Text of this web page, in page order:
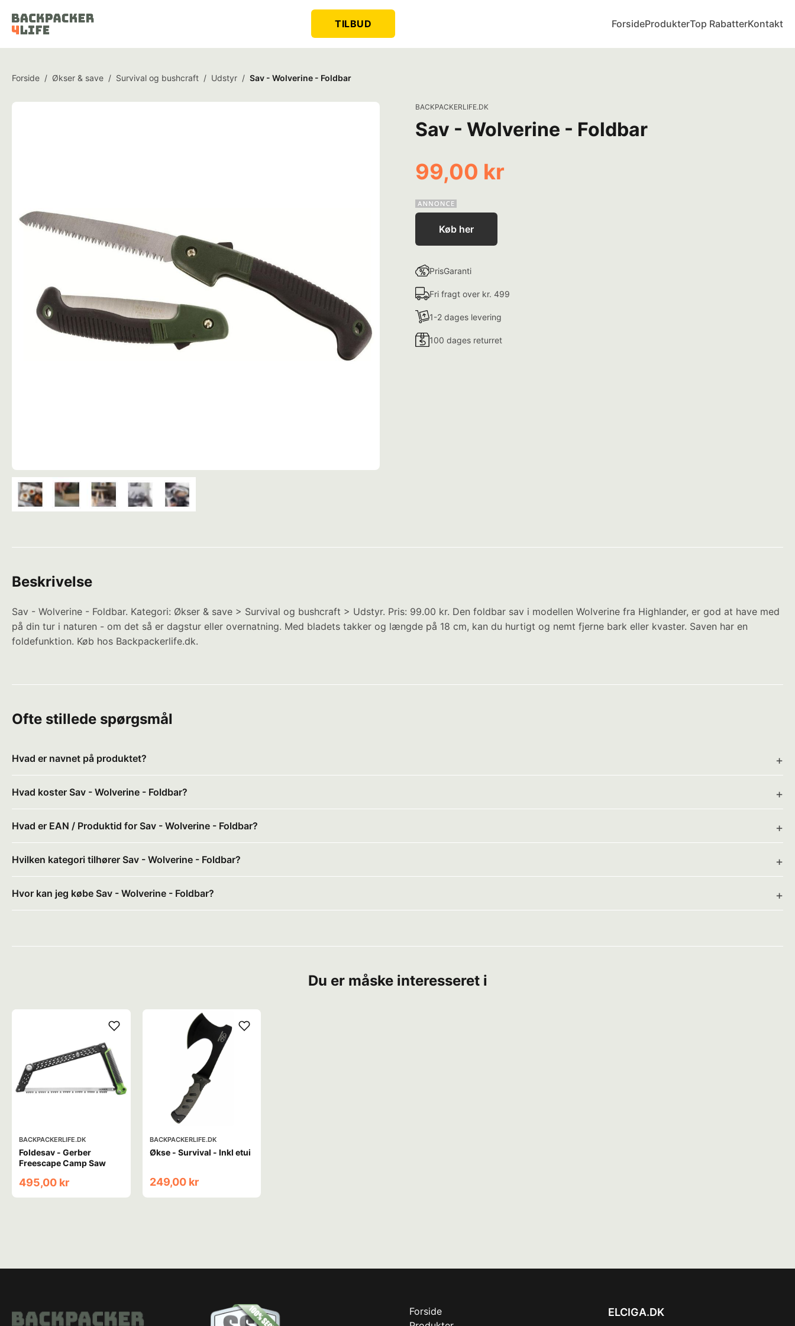
TILBUD ForsideProdukterTop RabatterKontakt
Forside / Økser & save / Survival og bushcraft / Udstyr / Sav - Wolverine - Foldbar
BACKPACKERLIFE.DK
Sav - Wolverine - Foldbar
99,00 kr
Køb her
PrisGaranti
Fri fragt over kr. 499
1-2 dages levering
100 dages returret
Beskrivelse
Sav - Wolverine - Foldbar. Kategori: Økser & save > Survival og bushcraft > Udstyr. Pris: 99.00 kr. Den foldbar sav i modellen Wolverine fra Highlander, er god at have med
på din tur i naturen - om det så er dagstur eller overnatning. Med bladets takker og længde på 18 cm, kan du hurtigt og nemt fjerne bark eller kvaster. Saven har en
foldefunktion. Køb hos Backpackerlife.dk.
Ofte stillede spørgsmål
Hvad er navnet på produktet?
Hvad koster Sav - Wolverine - Foldbar?
Hvad er EAN / Produktid for Sav - Wolverine - Foldbar?
Hvilken kategori tilhører Sav - Wolverine - Foldbar?
Hvor kan jeg købe Sav - Wolverine - Foldbar?
Du er måske interesseret i
BACKPACKERLIFE.DK
Foldesav - Gerber
Freescape Camp Saw
495,00 kr
BACKPACKERLIFE.DK
Økse - Survival - Inkl etui
249,00 kr
Forside
ELCIGA.DK